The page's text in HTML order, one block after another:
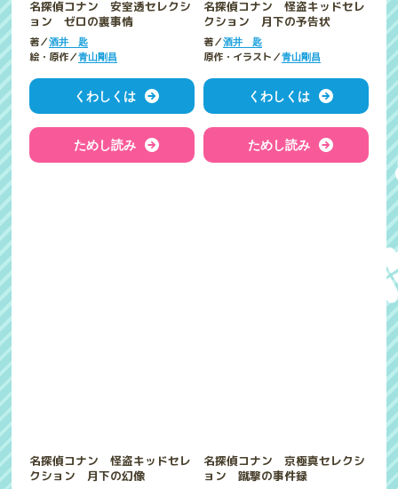
名探偵コナン 安室透セレクシ
ョン ゼロの裏事情
著／酒井 匙
絵・原作／青山剛昌
くわしくは
ためし読み
名探偵コナン 怪盗キッドセレ
クション 月下の予告状
著／ 酒井 匙
原作・イラスト／ 青山剛昌
くわしくは
ためし読み
名探偵コナン 怪盗キッドセレ
クション 月下の幻像
名探偵コナン 京極真セレクシ
ョン 蹴撃の事件録